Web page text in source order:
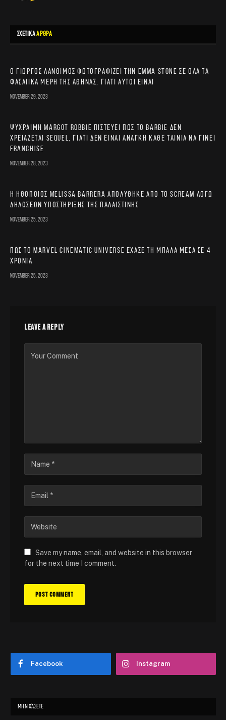
ΣΧΕΤΙΚΑΑΡΘΡΑ
Ο Γιώργος Λάνθιμος φωτογραφίζει την Emma Stone σε όλα τα
φασαίικα μέρη της Αθήνας, γιατί αυτοί είναι
November 29, 2023
Ψύχραιμη Margot Robbie πιστεύει πως το Barbie δεν
χρειάζεται sequel, γιατί δεν είναι ανάγκη κάθε ταινία να γίνει
franchise
November 28, 2023
Η ηθοποιός Melissa Barrera απολύθηκε από το Scream λόγω
δηλώσεων υποστήριξης της Παλαιστίνης
November 25, 2023
Πώς το Marvel Cinematic Universe έχασε τη μπάλα μέσα σε 4
χρόνια
November 25, 2023
LEAVE A REPLY
Save my name, email, and website in this browser
for the next time I comment.
Facebook Instagram
ΜΗΝ ΧΆΣΕΤΕ